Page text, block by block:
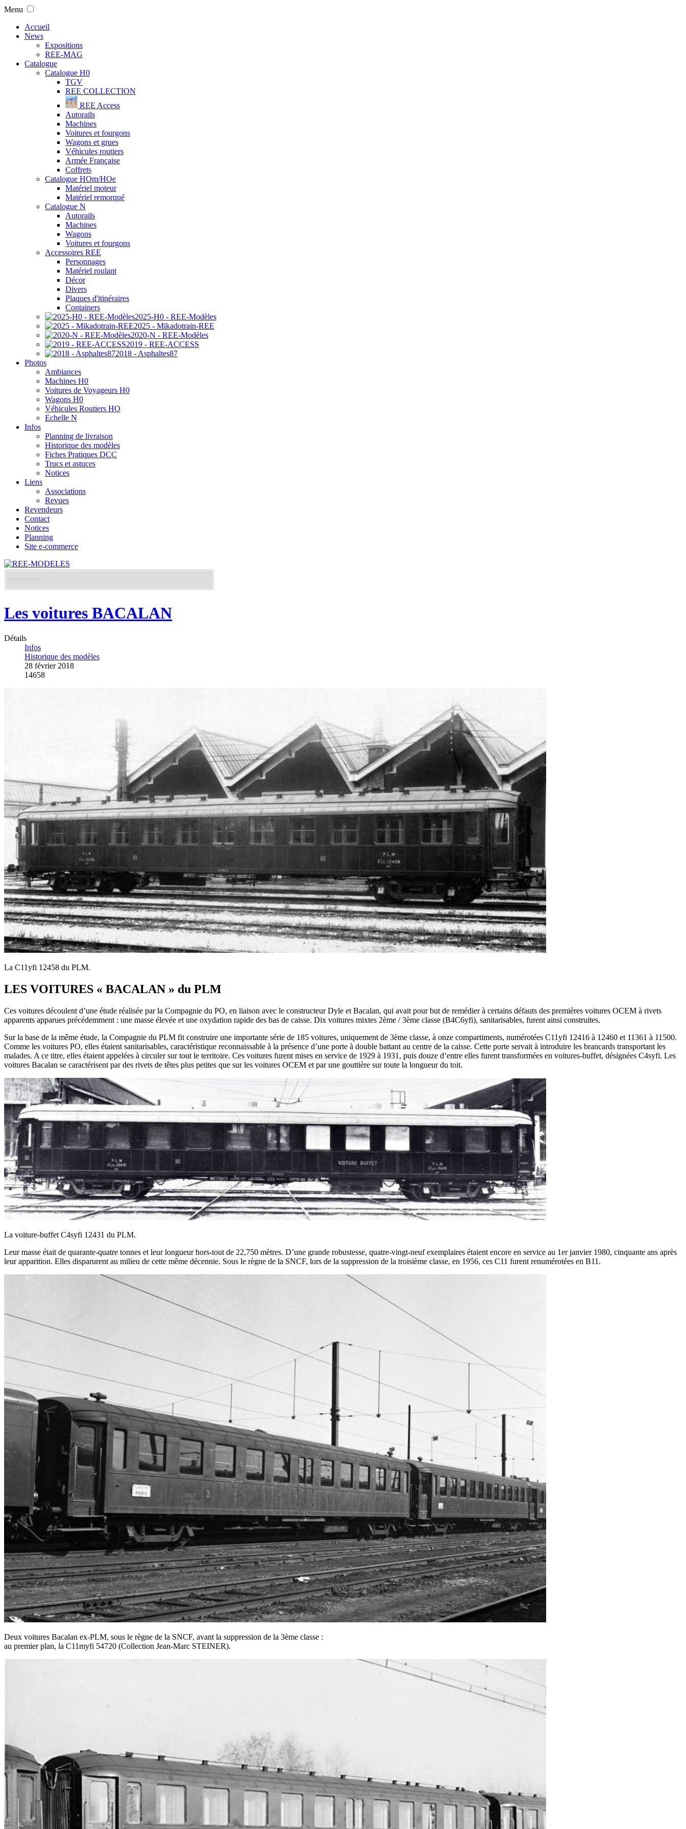
Menu
Accueil
News
Expositions
REE-MAG
Catalogue
Catalogue H0
TGV
REE COLLECTION
REE Access
Autorails
Machines
Voitures et fourgons
Wagons et grues
Véhicules routiers
Armée Française
Coffrets
Catalogue HOm/HOe
Matériel moteur
Matériel remorqué
Catalogue N
Autorails
Machines
Wagons
Voitures et fourgons
Accessoires REE
Personnages
Matériel roulant
Décor
Divers
Plaques d'itinéraires
Containers
2025-H0 - REE-Modèles
2025 - Mikadotrain-REE
2020-N - REE-Modèles
2019 - REE-ACCESS
2018 - Asphaltes87
Photos
Ambiances
Machines H0
Voitures de Voyageurs H0
Wagons H0
Véhicules Routiers HO
Echelle N
Infos
Planning de livraison
Historique des modèles
Fiches Pratiques DCC
Trucs et astuces
Notices
Liens
Associations
Revues
Revendeurs
Contact
Notices
Planning
Site e-commerce
Les voitures BACALAN
Détails
Infos
Historique des modèles
28 février 2018
14658
La C11yfi 12458 du PLM.
LES VOITURES « BACALAN » du PLM
Ces voitures découlent d’une étude réalisée par la Compagnie du PO, en liaison avec le constructeur Dyle et Bacalan, qui avait pour but de remédier à certains défauts des premières voitures OCEM à rivets
apparents apparues précédemment : une masse élevée et une oxydation rapide des bas de caisse. Dix voitures mixtes 2ème / 3ème classe (B4C6yfi), sanitarisables, furent ainsi construites.
Sur la base de la même étude, la Compagnie du PLM fit construire une importante série de 185 voitures, uniquement de 3ème classe, à onze compartiments, numérotées C11yfi 12416 à 12460 et 11361 à 11500.
Comme les voitures PO, elles étaient sanitarisables, caractéristique reconnaissable à la présence d’une porte à double battant au centre de la caisse. Cette porte servait à introduire les brancards transportant les
malades. A ce titre, elles étaient appelées à circuler sur tout le territoire. Ces voitures furent mises en service de 1929 à 1931, puis douze d’entre elles furent transformées en voitures-buffet, désignées C4syfi. Les
voitures Bacalan se caractérisent par des rivets de têtes plus petites que sur les voitures OCEM et par une gouttière sur toute la longueur du toit.
La voiture-buffet C4syfi 12431 du PLM.
Leur masse était de quarante-quatre tonnes et leur longueur hors-tout de 22,750 mètres. D’une grande robustesse, quatre-vingt-neuf exemplaires étaient encore en service au 1er janvier 1980, cinquante ans après
leur apparition. Elles disparurent au milieu de cette même décennie. Sous le règne de la SNCF, lors de la suppression de la troisième classe, en 1956, ces C11 furent renumérotées en B11.
Deux voitures Bacalan ex-PLM, sous le règne de la SNCF, avant la suppression de la 3ème classe :
au premier plan, la C11myfi 54720 (Collection Jean-Marc STEINER).